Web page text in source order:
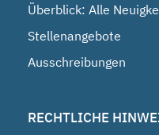
Überblick: Alle
Stellenangebote
Ausschreibungen
RECHTLICHE